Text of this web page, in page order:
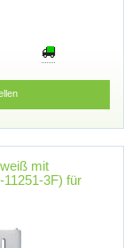
mit
3F) für